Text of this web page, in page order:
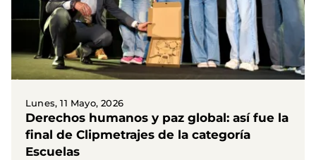
Lunes, 11 Mayo, 2026
Derechos humanos y paz global: así fue la
final de Clipmetrajes de la categoría
Escuelas